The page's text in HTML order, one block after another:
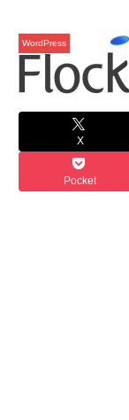
WordPress
X
Pocket